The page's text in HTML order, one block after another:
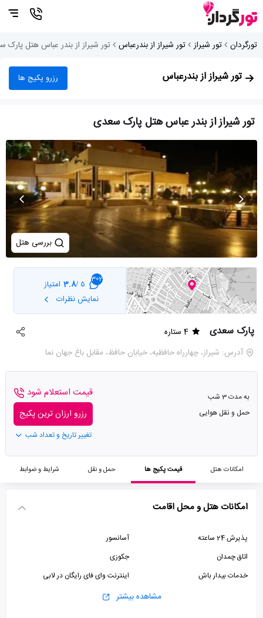
تورگردان تور شیراز تور شیراز از بندرعباس تور شیراز از بندر عباس هتل پارک
تور شیراز از بندرعباس رزرو پکیج ها
تور شیراز از بندر عباس هتل پارک سعدی
بررسی هتل
302
5 /
3.8 امتیاز
نمایش نظرات
پارک سعدی
4 ستاره
آدرس: شيراز، چهارراه حافظيه، خيابان حافظ، مقابل باغ جهان نما
به مدت 3 شب
حمل و نقل هوایی
قیمت استعلام شود
رزرو ارزان ترین پکیج
تغییر تاریخ و تعداد شب
امکانات هتل قیمت پکیج ها حمل و نقل شرایط و ضوابط
امکانات هتل و محل اقامت
پذیرش 24 ساعته
آسانسور
اتاق چمدان
جکوزی
خدمات بیدار باش
اینترنت وای فای رایگان در لابی
مشاهده بیشتر